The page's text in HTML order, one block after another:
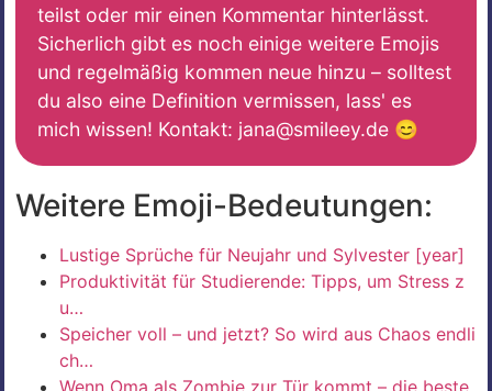
teilst oder mir einen Kommentar hinterlässt.
Sicherlich gibt es noch einige weitere Emojis
und regelmäßig kommen neue hinzu – solltest
du also eine Definition vermissen, lass' es
mich wissen! Kontakt: jana@smileey.de 😊
Weitere Emoji-Bedeutungen:
Lustige Sprüche für Neujahr und Sylvester [year]
Produktivität für Studierende: Tipps, um Stress z
u…
Speicher voll – und jetzt? So wird aus Chaos endli
ch…